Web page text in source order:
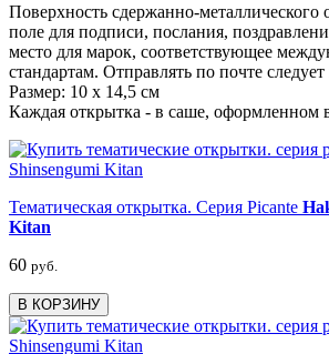
Поверхность сдержанно-металлического
поле для подписи, послания,
место для марок, соответствующее
стандартам. Отправлять по почте следует
Размер: 10 х 14,5 см
Каждая открытка - в саше, оформленном
Тематическая открытка. Серия Picante
Kitan
60 руб.
В КОРЗИНУ